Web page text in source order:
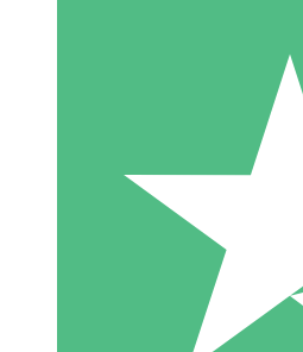
10 Downloads
20 00